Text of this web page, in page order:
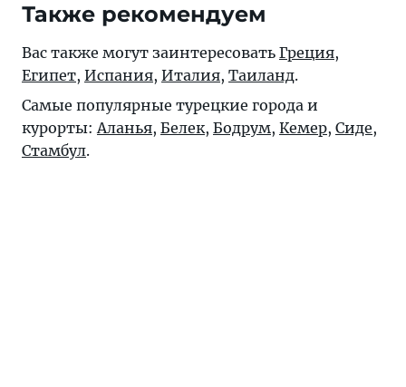
Также рекомендуем
Вас также могут заинтересовать Греция,
Египет, Испания, Италия, Таиланд.
Самые популярные турецкие города и
курорты:Аланья, Белек, Бодрум, Кемер, Сиде,
Стамбул.